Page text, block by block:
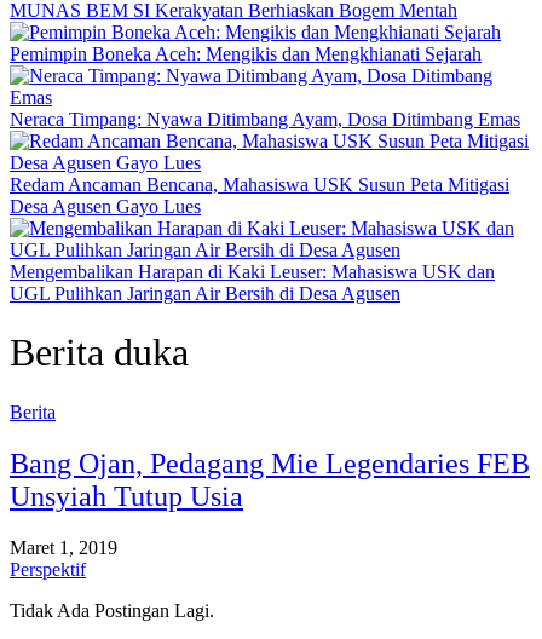
MUNAS BEM SI Kerakyatan Berhiaskan Bogem Mentah
Pemimpin Boneka Aceh: Mengikis dan Mengkhianati Sejarah
Neraca Timpang: Nyawa Ditimbang Ayam, Dosa Ditimbang Emas
Redam Ancaman Bencana, Mahasiswa USK Susun Peta Mitigasi
Desa Agusen Gayo Lues
Mengembalikan Harapan di Kaki Leuser: Mahasiswa USK dan
UGL Pulihkan Jaringan Air Bersih di Desa Agusen
Berita duka
Berita
Bang Ojan, Pedagang Mie Legendaries FEB
Unsyiah Tutup Usia
Maret 1, 2019
Perspektif
Tidak Ada Postingan Lagi.